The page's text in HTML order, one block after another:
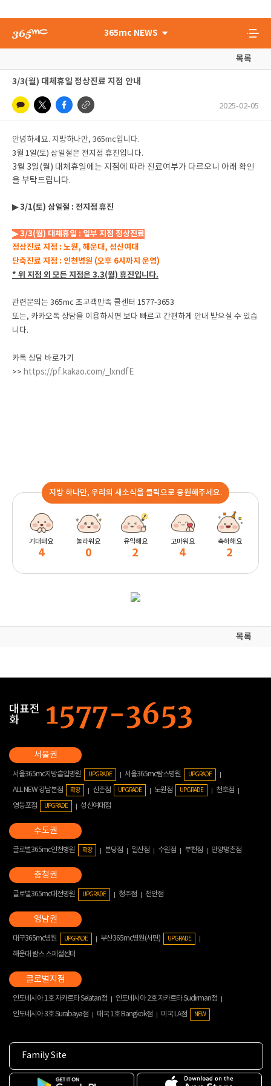
365mc NEWS
목록
3/3(월) 대체휴일 정상진료 지점 안내
2025-02-05
안녕하세요. 지방하나만, 365mc입니다.
3월 1일(토) 삼일절은 전지점 휴진입니다.
3월 3일(월) 대체휴일에는 지점에 따라 진료여부가 다르오니 아래 확인
을 부탁드립니다.
▶ 3/1(토) 삼일절 : 전지점 휴진
▶ 3/3(월) 대체휴일 : 일부 지점 정상진료
정상진료 지점 : 노원, 해운대, 성신여대
단축진료 지점 : 인천병원 (오후 6시까지 운영)
* 위 지점 외 모든 지점은 3.3(월) 휴진입니다.
관련문의는 365mc 초고객만족 콜센터 1577-3653
또는, 카카오톡 상담을 이용하시면 보다 빠르고 간편하게 안내 받으실 수 있습
니다.
카톡 상담 바로가기
>> https://pf.kakao.com/_lxndfE
지방 하나만, 우리의 새소식을 클릭으로 응원해주세요.
기대돼요
4
놀라워요
0
유익해요
2
고마워요
4
축하해요
2
목록
대표전
화
서울365mc지방흡입병원 UPGRADE 서울365mc람스병원 UPGRADE
ALL NEW 강남본점 확장 신촌점 UPGRADE 노원점 UPGRADE
천호점
영등포점
UPGRADE 성신여대점
글로벌365mc인천병원 확장 분당점 일산점 수원점 부천점 안양평촌점
글로벌365mc대전병원 UPGRADE 청주점 천안점
대구365mc병원 UPGRADE 부산365mc병원(서면) UPGRADE
해운대 람스 스페셜센터
인도네시아 1호 자카르타 Selatan점
인도네시아 2호 자카르타 Sudirman점
인도네시아 3호 Surabaya점
태국 1호 Bangkok점 미국 LA점 NEW
Family Site